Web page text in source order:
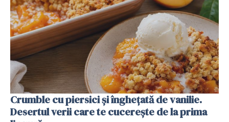
Crumble cu piersici și înghețată de vanilie.
Desertul verii care te cucerește de la prima